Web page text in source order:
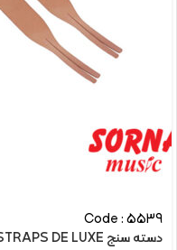
Code : 5539
دسته سنج PAISTE STRAPS DE LUXE